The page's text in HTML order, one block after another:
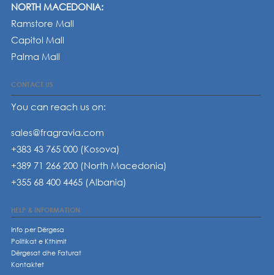
NORTH MACEDONIA:
Ramstore Mall
Capitol Mall
Palma Mall
CONTACT US
You can reach us on:
sales@fragravia.com
+383 43 765 000 (Kosova)
+389 71 266 200 (North Macedonia)
+355 68 400 4465 (Albania)
HELP & INFORMATION
Info per Dërgesa
Politikat e Kthimit
Dërgesat dhe Faturat
Kontaktet